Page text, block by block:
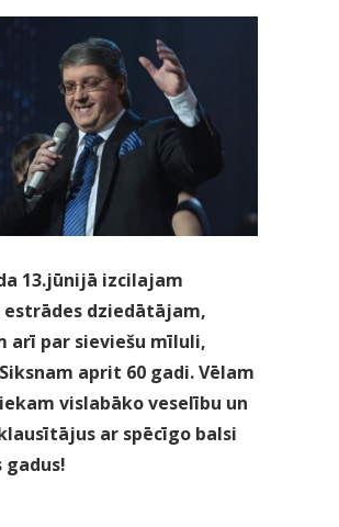
13.jūnijā izcilajam
dziedātājam,
arī par sieviešu mīluli,
aprit 60 gadi. Vēlam
vislabāko veselību un
ar spēcīgo balsi
gadus!